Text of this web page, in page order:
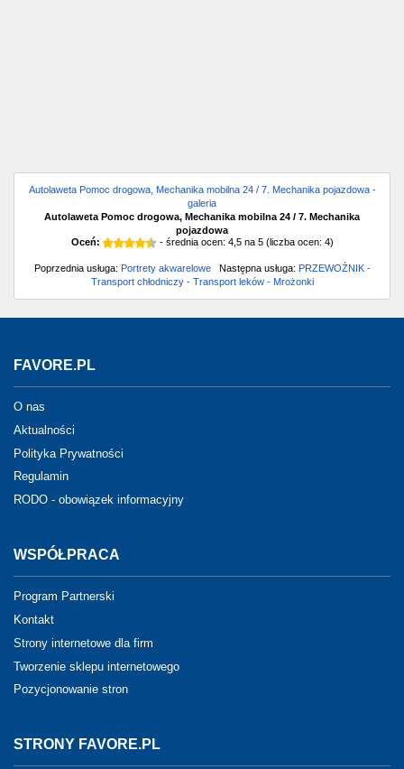
Autolaweta Pomoc drogowa, Mechanika mobilna 24 / 7. Mechanika pojazdowa -
galeria
Autolaweta Pomoc drogowa, Mechanika mobilna 24 / 7. Mechanika
pojazdowa
Oceń:
- średnia ocen: 4,5na 5(liczba ocen: 4)
Poprzednia usługa: Portrety akwareloweNastępna usługa: PRZEWOŹNIK -
Transport chłodniczy - Transport leków - Mrożonki
FAVORE.PL
O nas
Aktualności
Polityka Prywatności
Regulamin
RODO - obowiązek informacyjny
WSPÓŁPRACA
Program Partnerski
Kontakt
Strony internetowe dla firm
Tworzenie sklepu internetowego
Pozycjonowanie stron
STRONY FAVORE.PL